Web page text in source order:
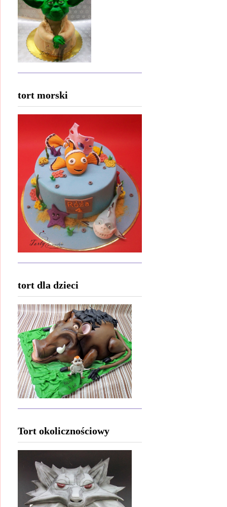
tort morski
tort dla dzieci
Tort okolicznościowy